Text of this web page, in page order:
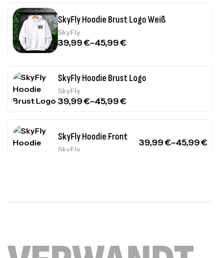
SkyFly Hoodie Brust Logo Weiß
SkyFly
39,99€–45,99€
SkyFly Hoodie Brust Logo
SkyFly
39,99€–45,99€
SkyFly Hoodie Front
SkyFly
39,99€–45,99€
HuhCarez Cool
24,99€ –27,99